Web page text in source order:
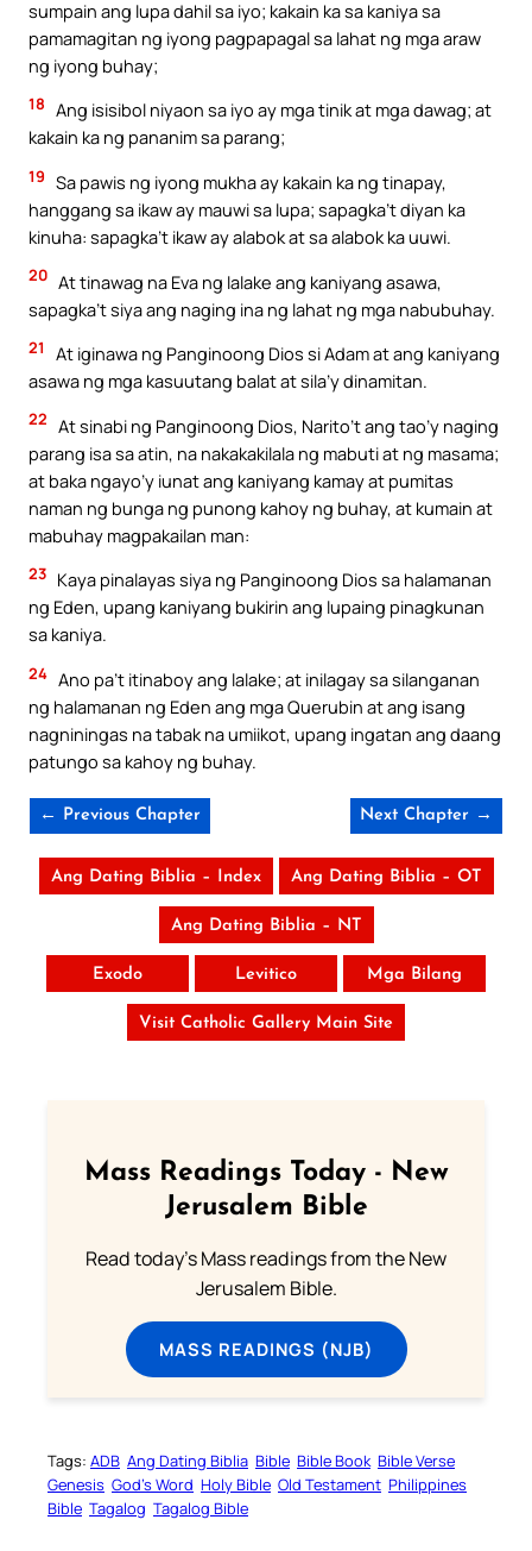
sumpain ang lupa dahil sa iyo; kakain ka sa kaniya sa
pamamagitan ng iyong pagpapagal sa lahat ng mga araw
ng iyong buhay;
18 Ang isisibol niyaon sa iyo ay mga tinik at mga dawag; at
kakain ka ng pananim sa parang;
19 Sa pawis ng iyong mukha ay kakain ka ng tinapay,
hanggang sa ikaw ay mauwi sa lupa; sapagka’t diyan ka
kinuha: sapagka’t ikaw ay alabok at sa alabok ka uuwi.
20 At tinawag na Eva ng lalake ang kaniyang asawa,
sapagka’t siya ang naging ina ng lahat ng mga nabubuhay.
21
At iginawa ng Panginoong Dios si Adam at ang kaniyang
asawa ng mga kasuutang balat at sila’y dinamitan.
22 At sinabi ng Panginoong Dios, Narito’t ang tao’y naging
parang isa sa atin, na nakakakilala ng mabuti at ng masama;
at baka ngayo’y iunat ang kaniyang kamay at pumitas
naman ng bunga ng punong kahoy ng buhay, at kumain at
mabuhay magpakailan man:
23 Kaya pinalayas siya ng Panginoong Dios sa halamanan
ng Eden, upang kaniyang bukirin ang lupaing pinagkunan
sa kaniya.
24 Ano pa’t itinaboy ang lalake; at inilagay sa silanganan
ng halamanan ng Eden ang mga Querubin at ang isang
nagniningas na tabak na umiikot, upang ingatan ang daang
patungo sa kahoy ng buhay.
← Previous Chapter Next Chapter →
Ang Dating Biblia – Index Ang Dating Biblia – OT
Ang Dating Biblia – NT
Exodo Levitico Mga Bilang
Visit Catholic Gallery Main Site
Mass Readings Today - New
Jerusalem Bible
Read today's Mass readings from the New
Jerusalem Bible.
MASS READINGS (NJB)
Tags: ADB Ang Dating Biblia Bible Bible Book Bible Verse
Genesis God’s Word Holy Bible Old Testament Philippines
Bible Tagalog Tagalog Bible